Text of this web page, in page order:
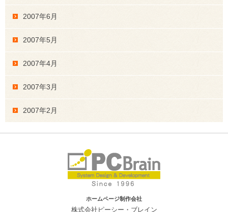
2007年6月
2007年5月
2007年4月
2007年3月
2007年2月
ホームページ制作会社
株式会社ピーシー・ブレイン